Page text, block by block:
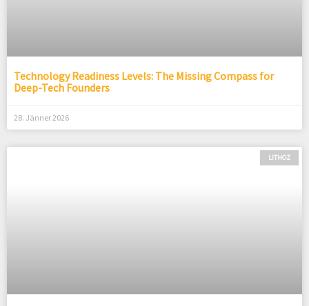
Technology Readiness Levels: The Missing Compass for
Deep-Tech Founders
28. Jänner 2026
LITHOZ